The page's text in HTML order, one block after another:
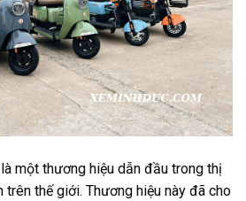
một thương hiệu dẫn đầu trong thị
thế giới. Thương hiệu này đã cho